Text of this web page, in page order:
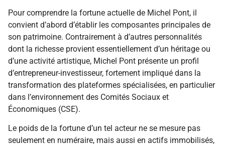
Pour comprendre la fortune actuelle de Michel Pont, il
convient d’abord d’établir les composantes principales de
son patrimoine. Contrairement à d’autres personnalités
dont la richesse provient essentiellement d’un héritage ou
d’une activité artistique, Michel Pont présente un profil
d’entrepreneur-investisseur, fortement impliqué dans la
transformation des plateformes spécialisées, en particulier
dans l’environnement des Comités Sociaux et
Économiques (CSE).
Le poids de la fortune d’un tel acteur ne se mesure pas
seulement en numéraire, mais aussi en actifs immobilisés,